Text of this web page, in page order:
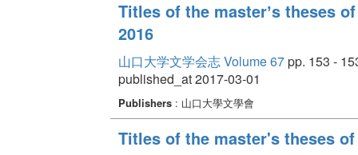
Titles of the masterʼs theses
2016
山口大学文学会志 Volume 67pp. 153 -
published_at 2017-03-01
Publishers: 山口大學文學會
Titles of the master's theses